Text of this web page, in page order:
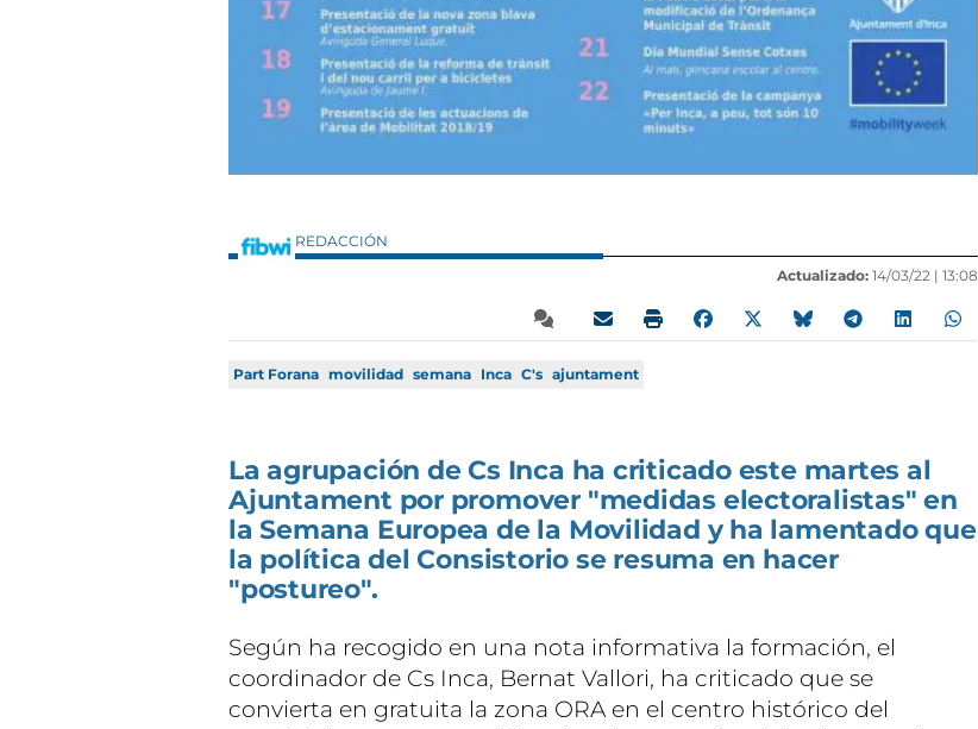
REDACCIÓN
Actualizado: 14/03/22 | 13:08
Part Forana movilidad semana Inca C's ajuntament
La agrupación de Cs Inca ha criticado este martes al
Ajuntament por promover "medidas electoralistas" en
la Semana Europea de la Movilidad y ha lamentado que
la política del Consistorio se resuma en hacer
"postureo".
Según ha recogido en una nota informativa la formación, el
coordinador de Cs Inca, Bernat Vallori, ha criticado que se
convierta en gratuita la zona ORA en el centro histórico del